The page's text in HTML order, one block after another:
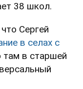
38 школ.
Сергей
в селах с
там в старшей